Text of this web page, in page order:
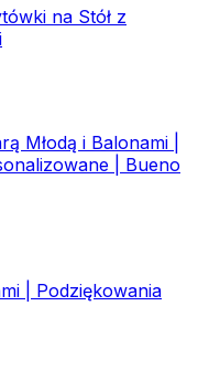
na Stół z
Młodą i Balonami |
| Bueno
| Podziękowania